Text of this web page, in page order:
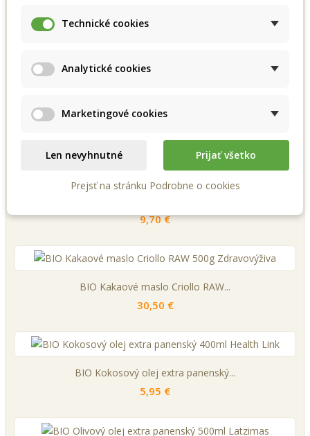
BIO Konopný olej panenský 250ml...
BIO Tekvicový olej panenský...
9,70 €
BIO Kakaové maslo Criollo RAW...
30,50 €
BIO Kokosový olej extra panenský...
5,95 €
Technické cookies
Analytické cookies
Marketingové cookies
Len nevyhnutné Prijať všetko
Prejsť na stránku Podrobne o cookies